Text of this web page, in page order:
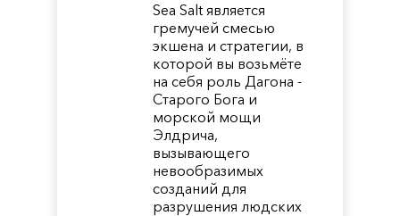
Sea Salt является
гремучей смесью
экшена и стратегии, в
которой вы возьмёте
на себя роль Дагона -
Старого Бога и
морской мощи
Элдрича,
вызывающего
невообразимых
созданий для
разрушения людских